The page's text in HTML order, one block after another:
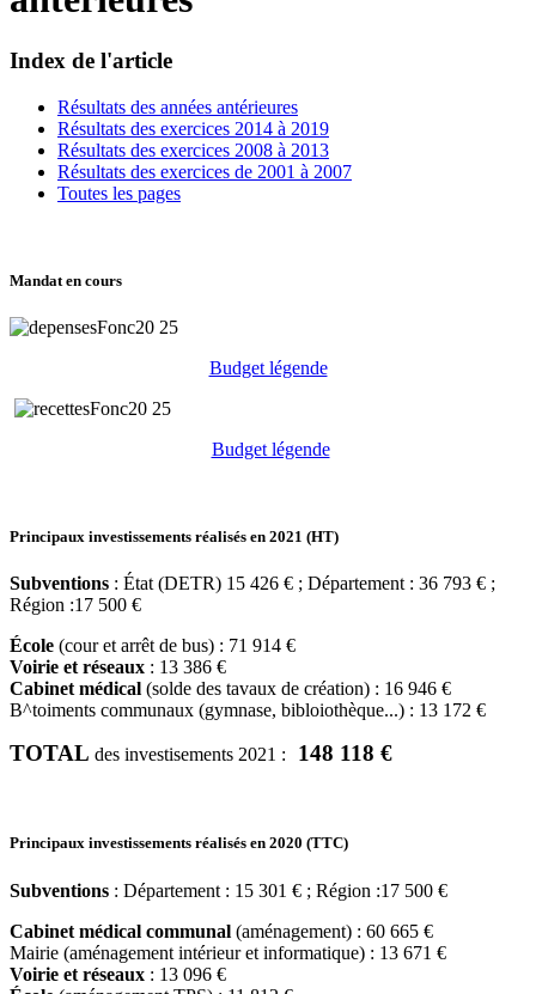
Index de l'article
Résultats des années antérieures
Résultats des exercices 2014 à 2019
Résultats des exercices 2008 à 2013
Résultats des exercices de 2001 à 2007
Toutes les pages
Mandat en cours
Budget légende
Budget légende
Principaux investissements réalisés en 2021 (HT)
Subventions : État (DETR) 15 426 € ; Département : 36 793 € ;
Région :17 500 €
École (cour et arrêt de bus) : 71 914 €
Voirie et réseaux : 13 386 €
Cabinet médical (solde des tavaux de création) : 16 946 €
B^toiments communaux (gymnase, bibloiothèque...) : 13 172 €
TOTAL des investisements 2021 : 148 118 €
Principaux investissements réalisés en 2020 (TTC)
Subventions : Département : 15 301 € ; Région :17 500 €
Cabinet médical communal (aménagement) : 60 665 €
Mairie (aménagement intérieur et informatique) : 13 671 €
Voirie et réseaux : 13 096 €